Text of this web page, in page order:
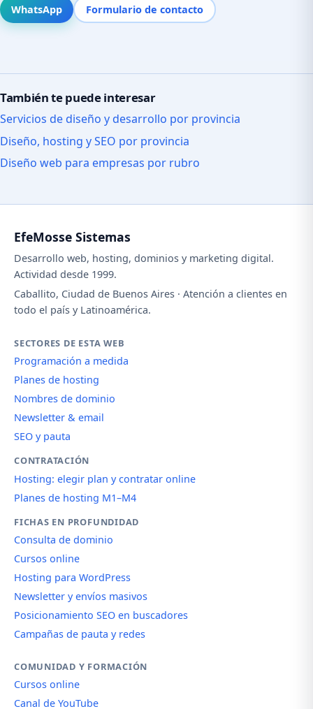
WhatsApp Formulario de contacto
También te puede interesar
Servicios de diseño y desarrollo por provincia
Diseño, hosting y SEO por provincia
Diseño web para empresas por rubro
EfeMosse Sistemas
Desarrollo web, hosting, dominios y marketing digital.
Actividad desde 1999.
Caballito, Ciudad de Buenos Aires · Atención a clientes en
todo el país y Latinoamérica.
SECTORES DE ESTA WEB
Programación a medida
Planes de hosting
Nombres de dominio
Newsletter & email
SEO y pauta
CONTRATACIÓN
Hosting: elegir plan y contratar online
Planes de hosting M1–M4
FICHAS EN PROFUNDIDAD
Consulta de dominio
Cursos online
Hosting para WordPress
Newsletter y envíos masivos
Posicionamiento SEO en buscadores
Campañas de pauta y redes
COMUNIDAD Y FORMACIÓN
Cursos online
Canal de YouTube